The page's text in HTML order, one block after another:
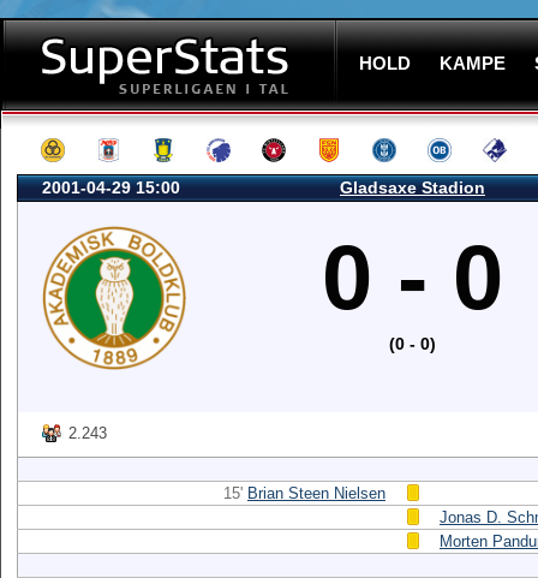
HOLD KAMPE
2001-04-29 15:00 Gladsaxe Stadion
0 - 0
(0 - 0)
2.243
15' Brian Steen Nielsen
Jonas D.
Morten